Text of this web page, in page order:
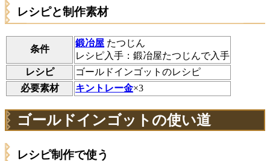
レシピと制作素材
条件
鍛冶屋 たつじん
レシピ入手：鍛冶屋たつじんで入手
レシピ
ゴールドインゴットのレシピ
必要素材
キントレー金×3
ゴールドインゴットの使い道
レシピ制作で使う